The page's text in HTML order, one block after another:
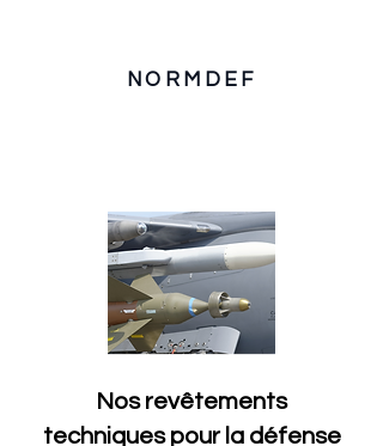
NORMDEF
Nos revêtements
techniques pour la défense